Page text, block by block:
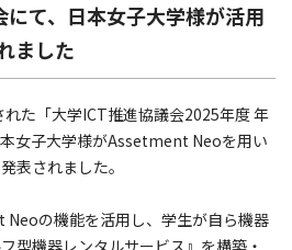
て、日本女子大学様が活用
ました
た「大学ICT推進協議会2025年度 年
女子大学様がAssetment Neoを用い
表されました。
の機能を活用し、学生が自ら機器